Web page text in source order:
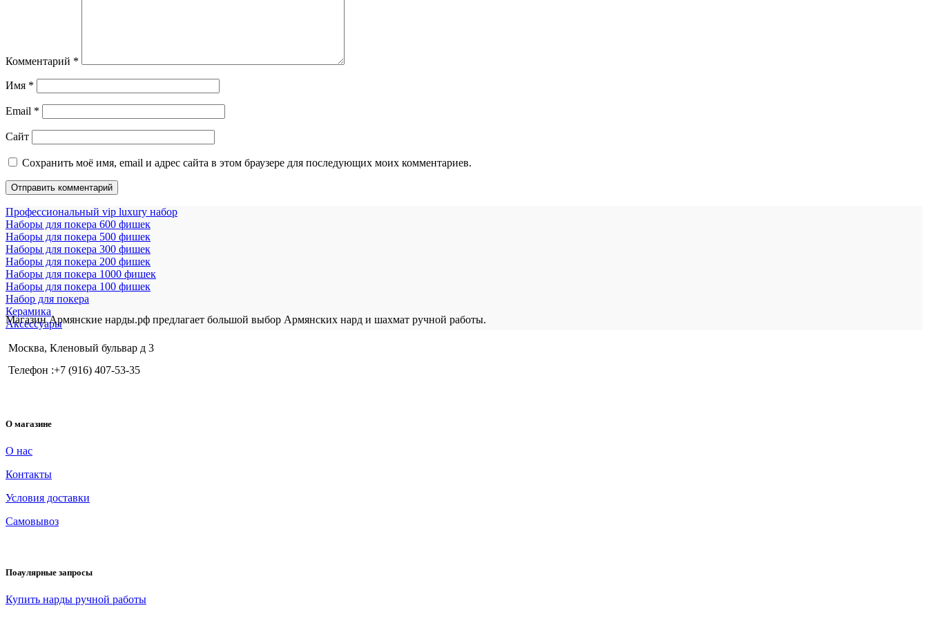
Комментарий *
Имя *
Email *
Сайт
Сохранить моё имя, email и адрес сайта в этом браузере для последующих моих комментариев.
Профессиональный vip luxury набор
Наборы для покера 600 фишек
Наборы для покера 500 фишек
Наборы для покера 300 фишек
Наборы для покера 200 фишек
Наборы для покера 1000 фишек
Наборы для покера 100 фишек
Набор для покера
Керамика
Аксессуары
Магазин Армянские нарды.рф предлагает большой выбор Армянских нард и шахмат ручной работы.
Москва, Кленовый бульвар д 3
Телефон :+7 (916) 407-53-35
О магазине
О нас
Контакты
Условия доставки
Самовывоз
Поаулярные запросы
Купить нарды ручной работы